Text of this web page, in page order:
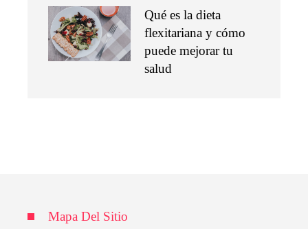
Qué es la dieta
flexitariana y cómo
puede mejorar tu
salud
Mapa Del Sitio